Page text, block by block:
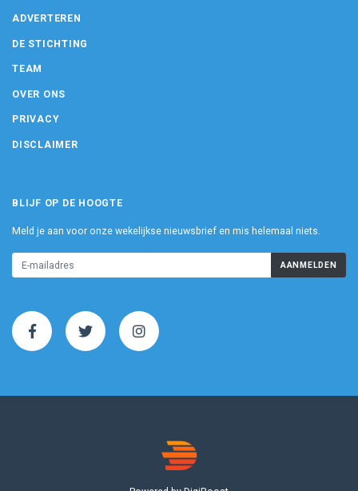
ADVERTEREN
DE STICHTING
TEAM
OVER ONS
PRIVACY
DISCLAIMER
BLIJF OP DE HOOGTE
Meld je aan voor onze wekelijkse nieuwsbrief en mis helemaal niets.
AANMELDEN